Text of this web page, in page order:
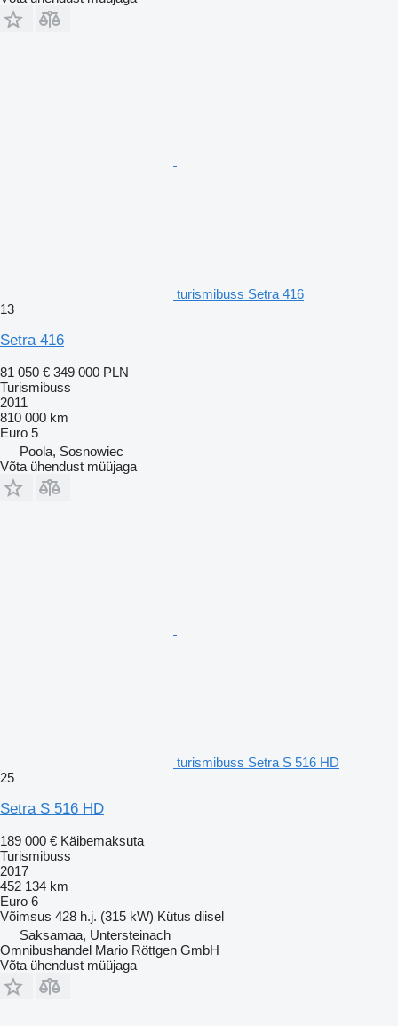
turismibuss Setra 416
13
Setra 416
81 050 € 349 000 PLN
Turismibuss
2011
810 000 km
Euro 5
Poola, Sosnowiec
Võta ühendust müüjaga
turismibuss Setra S 516 HD
25
Setra S 516 HD
189 000 € Käibemaksuta
Turismibuss
2017
452 134 km
Euro 6
Võimsus 428 h.j. (315 kW) Kütus diisel
Saksamaa, Untersteinach
Omnibushandel Mario Röttgen GmbH
Võta ühendust müüjaga